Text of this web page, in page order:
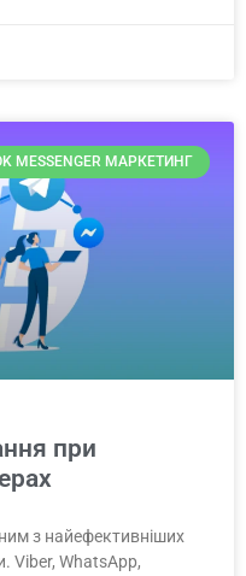
MESSENGER МАРКЕТИНГ
при
з найефективніших
Viber, WhatsApp,